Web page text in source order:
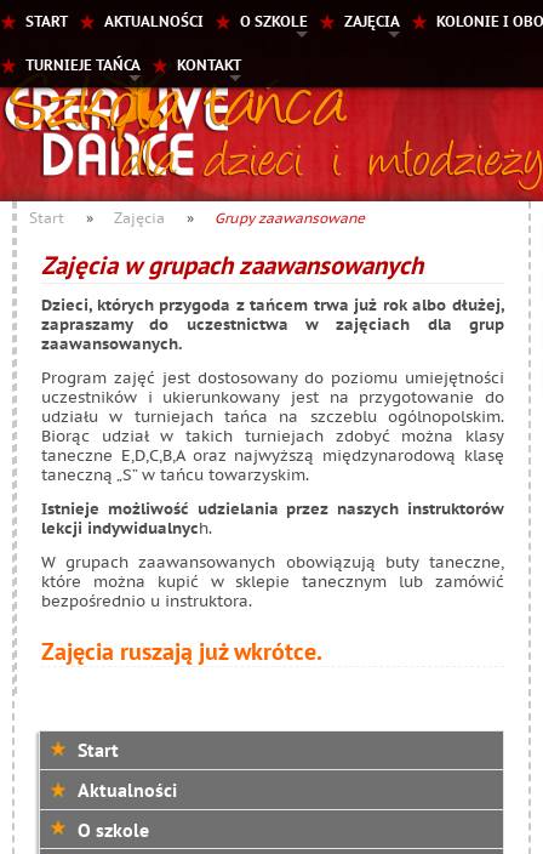
START AKTUALNOŚCI O SZKOLE ZAJĘCIA KOLONIE I
TURNIEJE TAŃCA KONTAKT
Start » Zajęcia » Grupy zaawansowane
Zajęcia w grupach zaawansowanych
Dzieci, których przygoda z tańcem trwa już rok albo dłużej,
zapraszamy do uczestnictwa w zajęciach dla grup
zaawansowanych.
Program zajęć jest dostosowany do poziomu umiejętności
uczestników i ukierunkowany jest na przygotowanie do
udziału w turniejach tańca na szczeblu ogólnopolskim.
Biorąc udział w takich turniejach zdobyć można klasy
taneczne E,D,C,B,A oraz najwyższą międzynarodową klasę
taneczną „S” w tańcu towarzyskim.
Istnieje możliwość udzielania przez naszych instruktorów
lekcji indywidualnych.
W grupach zaawansowanych obowiązują buty taneczne,
które można kupić w sklepie tanecznym lub zamówić
bezpośrednio u instruktora.
Zajęcia ruszają już wkrótce.
Start
Aktualności
O szkole